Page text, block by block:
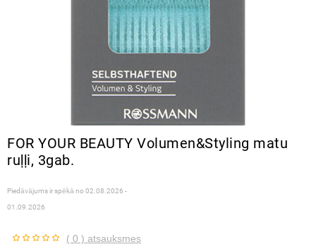
FOR YOUR BEAUTY Volumen&Styling matu
ruļļi, 3gab.
Piedāvājums ir spēkā no 02.08.2026 -
01.09.2026
( 0 ) atsauksmes